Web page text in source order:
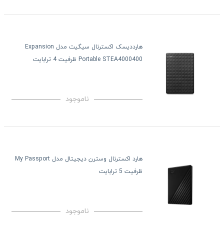
هارددیسک اکسترنال سیگیت مدل Expansion
Portable STEA4000400 ظرفیت 4 ترابایت
ناموجود
هارد اکسترنال وسترن دیجیتال مدل My Passport
ظرفیت 5 ترابایت
ناموجود